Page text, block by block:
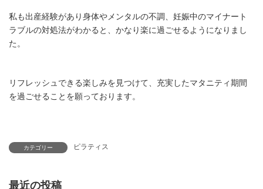
私も出産経験があり身体やメンタルの不調、妊娠中のマイナート
ラブルの対処法がわかると、かなり楽に過ごせるようになりまし
た。
リフレッシュできる楽しみを見つけて、充実したマタニティ期間
を過ごせることを願っております。
カテゴリー ピラティス
最近の投稿